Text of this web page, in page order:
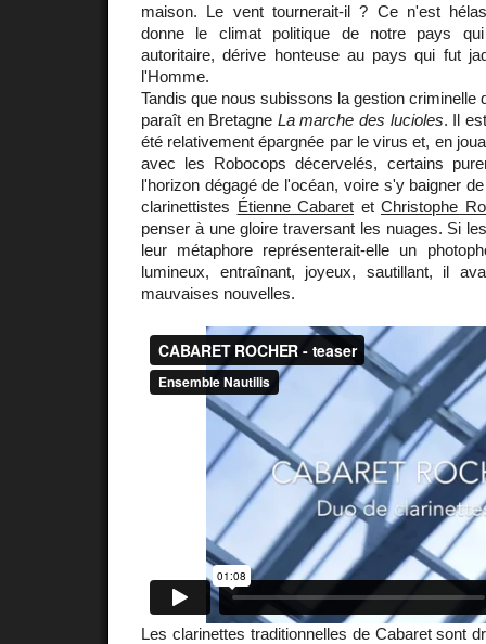
maison. Le vent tournerait-il ? Ce n'est
donne le climat politique de notre pays
autoritaire, dérive honteuse au pays qui fut
l'Homme.
Tandis que nous subissons la gestion criminelle
paraît en Bretagne La marche des lucioles. Il
été relativement épargnée par le virus et, en
avec les Robocops décervelés, certains
l'horizon dégagé de l'océan, voire s'y baigner
clarinettistes Étienne Cabaret et Christophe
penser à une gloire traversant les nuages. Si
leur métaphore représenterait-elle un
lumineux, entraînant, joyeux, sautillant, il
mauvaises nouvelles.
Les clarinettes traditionnelles de Cabaret sont